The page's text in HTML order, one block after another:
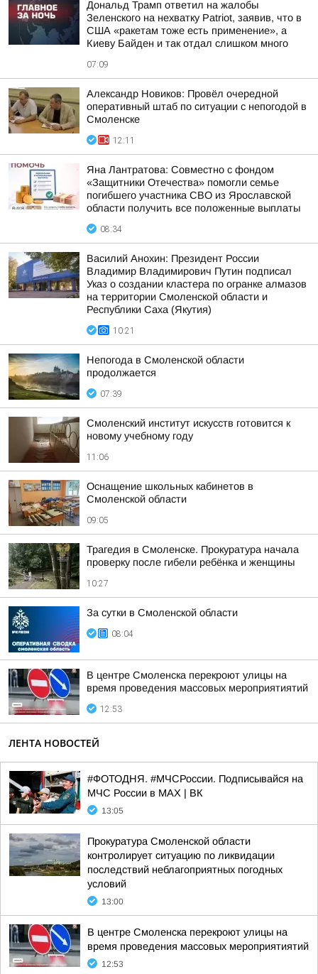
Дональд Трамп ответил на жалобы
Зеленского на нехватку Patriot, заявив, что в
США «ракетам тоже есть применение», а
Киеву Байден и так отдал слишком много
07:09
Александр Новиков: Провёл очередной
оперативный штаб по ситуации с непогодой в
Смоленске
12:11
Яна Лантратова: Совместно с фондом
«Защитники Отечества» помогли семье
погибшего участника СВО из Ярославской
области получить все положенные выплаты
08:34
Василий Анохин: Президент России
Владимир Владимирович Путин подписал
Указ о создании кластера по огранке алмазов
на территории Смоленской области и
Республики Саха (Якутия)
10:21
Непогода в Смоленской области
продолжается
07:39
Смоленский институт искусств готовится к
новому учебному году
11:06
Оснащение школьных кабинетов в
Смоленской области
09:05
Трагедия в Смоленске. Прокуратура начала
проверку после гибели ребёнка и женщины
10:27
За сутки в Смоленской области
08:04
В центре Смоленска перекроют улицы на
время проведения массовых мероприятиятий
12:53
ЛЕНТА НОВОСТЕЙ
#ФОТОДНЯ. #МЧСРоссии. Подписывайся на
МЧС России в MAX | ВК
13:05
Прокуратура Смоленской области
контролирует ситуацию по ликвидации
последствий неблагоприятных погодных
условий
13:00
В центре Смоленска перекроют улицы на
время проведения массовых мероприятиятий
12:53